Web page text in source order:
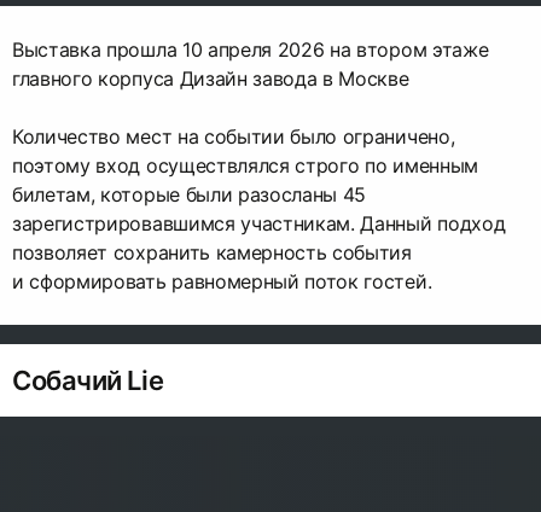
Выставка прошла 10 апреля 2026 на втором этаже
главного корпуса Дизайн завода в Москве
Количество мест на событии было ограничено,
поэтому вход осуществлялся строго по именным
билетам, которые были разосланы 45
зарегистрировавшимся участникам. Данный подход
позволяет сохранить камерность события
и сформировать равномерный поток гостей.
Собачий Lie